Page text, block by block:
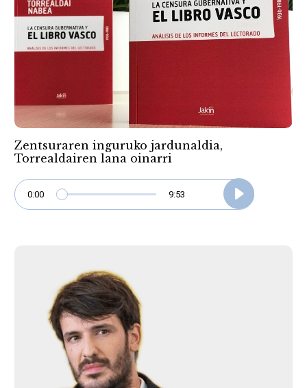
Zentsuraren inguruko jardunaldia,
Torrealdairen lana oinarri
0:00 9:53